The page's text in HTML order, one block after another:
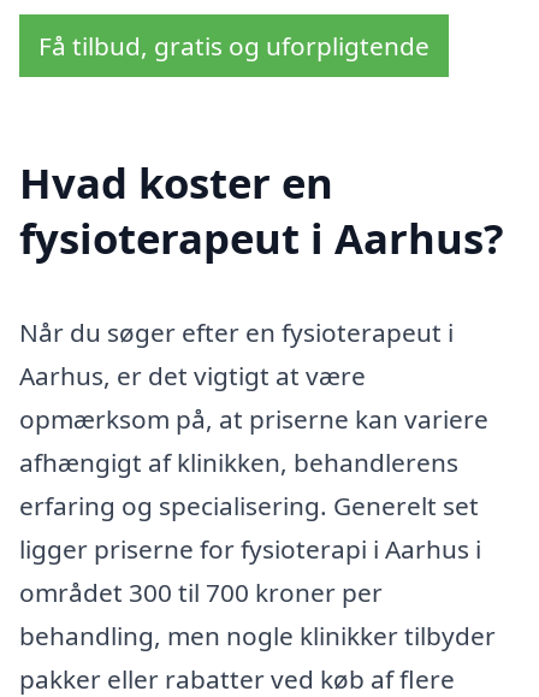
Få tilbud, gratis og uforpligtende
Hvad koster en
fysioterapeut i Aarhus?
Når du søger efter en fysioterapeut i
Aarhus, er det vigtigt at være
opmærksom på, at priserne kan variere
afhængigt af klinikken, behandlerens
erfaring og specialisering. Generelt set
ligger priserne for fysioterapi i Aarhus i
området 300 til 700 kroner per
behandling, men nogle klinikker tilbyder
pakker eller rabatter ved køb af flere